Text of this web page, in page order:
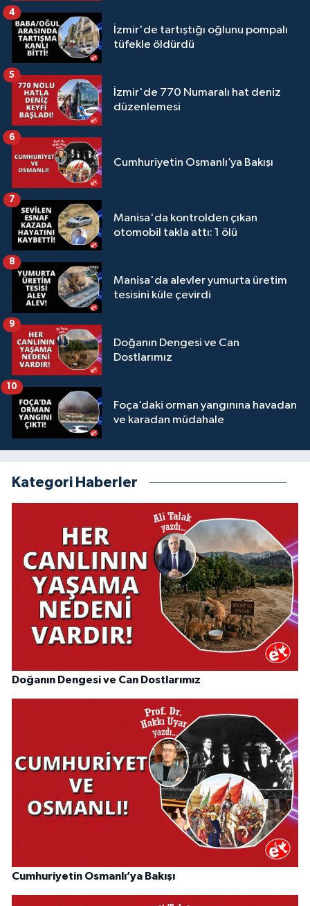
İzmir'de tartıştığı oğlunu pompalı
tüfekle öldürdü
4
İzmir'de 770 Numaralı hat deniz
düzenlemesi
5
Cumhuriyetin Osmanlı’ya Bakışı
6
Manisa'da kontrolden çıkan
otomobil takla attı: 1 ölü
7
Manisa'da alevler yumurta üretim
tesisini küle çevirdi
8
Doğanın Dengesi ve Can
Dostlarımız
9
Foça’daki orman yangınına havadan
ve karadan müdahale
10
Kategori Haberler
Doğanın Dengesi ve Can Dostlarımız
Cumhuriyetin Osmanlı’ya Bakışı